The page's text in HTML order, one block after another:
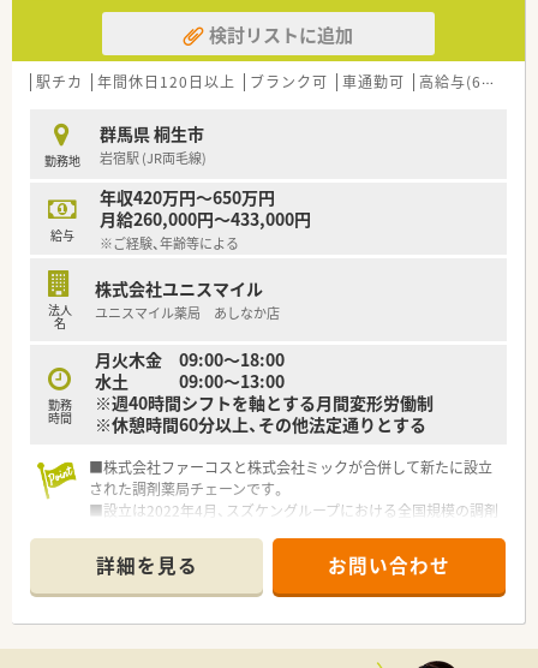
生終了時まで。
■年間休日は120日以上で様々な休暇制度の用意あり。
■最新機器の導入やメディカルリスクコントローラー制度を導
入し、調剤過誤防止に向けた取り組みにも積極的です。
境です。
■家族やプライベートを大事にしながら働きたい方、キャリアを
磨きたい方皆様にお勧めです。
検討リストに追加
駅チカ 年間休日120日以上 ブランク可 車通勤可 高給与(600万円以上)
勤務地
群馬県 桐生市
岩宿駅 (JR両毛線)
給与
年収420万円～650万円
月給260,000円～433,000円
※ご経験、年齢等による
法人
名
株式会社ユニスマイル
ユニスマイル薬局 あしなか店
勤務
時間
月火木金 09:00～18:00
水土 09:00～13:00
※週40時間シフトを軸とする月間変形労働制
※休憩時間60分以上、その他法定通りとする
■株式会社ファーコスと株式会社ミックが合併して新たに設立
された調剤薬局チェーンです。
■設立は2022年4月、スズケングループにおける全国規模の調剤
■2社が培ってきたノウハウと企業の良さを融合し、より安定し
た経営基盤から、成長スピードを加速させていきます。
■コーポレートメッセージは「あなたに今、わたしができるこ
と」。
詳細を見る お問い合わせ